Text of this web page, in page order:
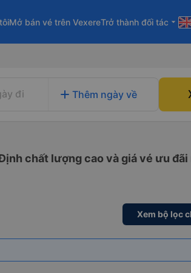
Mở bán vé trên VexereTrở thành đối tác arrow_drop_down
đi add Thêm ngày về
chất lượng cao và giá vé ưu đãi
Xem bộ lọc